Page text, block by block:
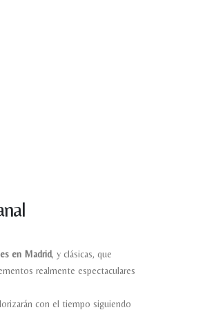
en Madrid, y clásicas, que
realmente espectaculares
con el tiempo siguiendo